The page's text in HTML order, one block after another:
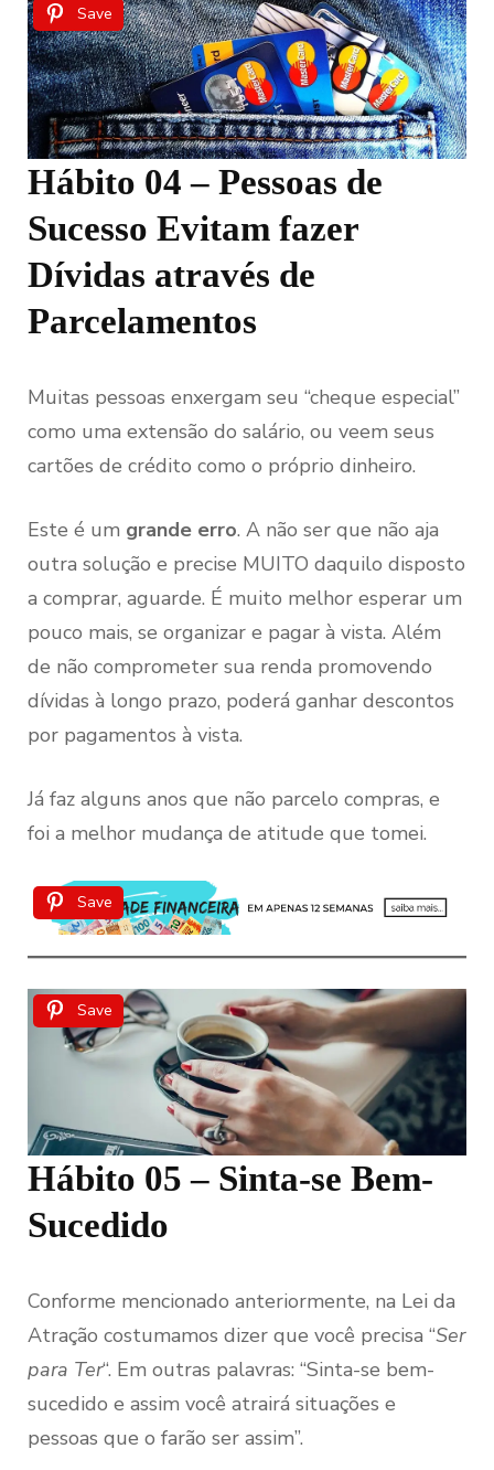
Save
Hábito 04 – Pessoas de
Sucesso Evitam fazer
Dívidas através de
Parcelamentos
Muitas pessoas enxergam seu “cheque especial”
como uma extensão do salário, ou veem seus
cartões de crédito como o próprio dinheiro.
Este é um grande erro. A não ser que não aja
outra solução e precise MUITO daquilo disposto
a comprar, aguarde. É muito melhor esperar um
pouco mais, se organizar e pagar à vista. Além
de não comprometer sua renda promovendo
dívidas à longo prazo, poderá ganhar descontos
por pagamentos à vista.
Já faz alguns anos que não parcelo compras, e
foi a melhor mudança de atitude que tomei.
Save
Save
Hábito 05 – Sinta-se Bem-
Sucedido
Conforme mencionado anteriormente, na Lei da
Atração costumamos dizer que você precisa “Ser
para Ter“. Em outras palavras: “Sinta-se bem-
sucedido e assim você atrairá situações e
pessoas que o farão ser assim”.